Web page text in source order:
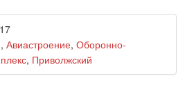
, Авиастроение, Оборонно-
, Приволжский